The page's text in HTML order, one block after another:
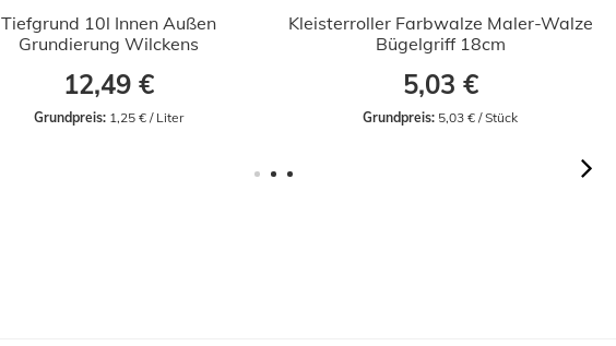
Tiefgrund 10l Innen Außen
Grundierung Wilckens
12,49 €
Grundpreis: 1,25 € / Liter
Kleisterroller Farbwalze Maler-Walze
Bügelgriff 18cm
5,03 €
Grundpreis: 5,03 € / Stück